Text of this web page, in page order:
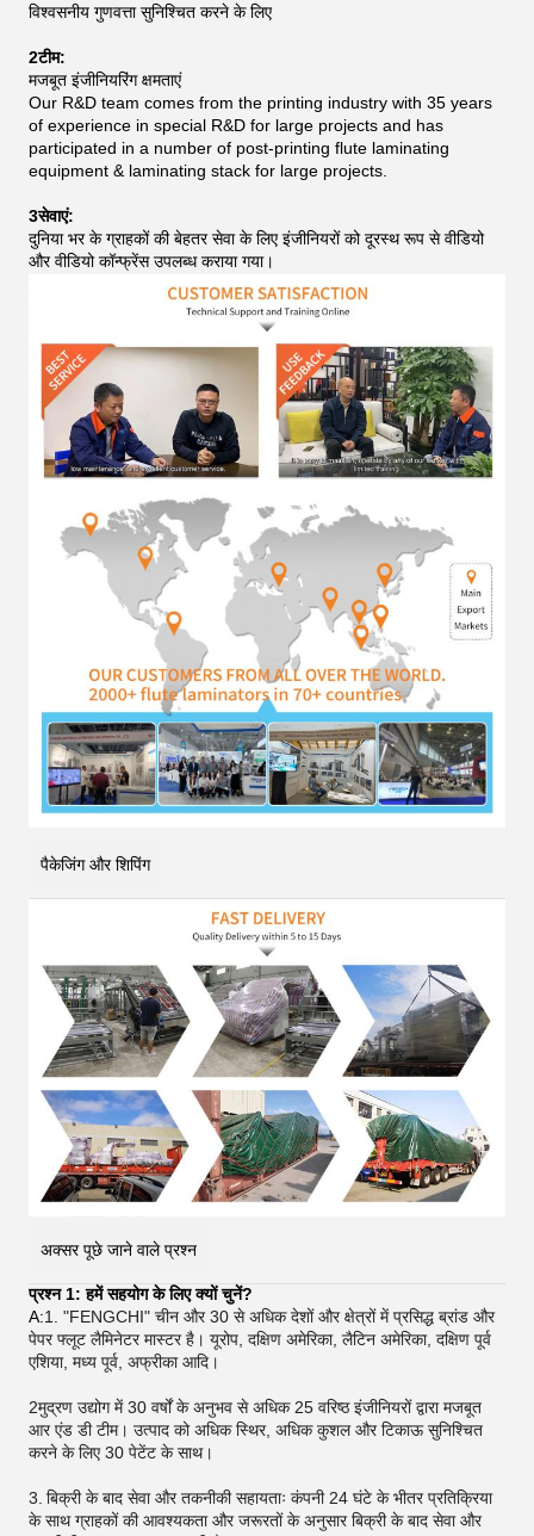
विश्वसनीय गुणवत्ता सुनिश्चित करने के लिए
2टीम:
मजबूत इंजीनियरिंग क्षमताएं
Our R&D team comes from the printing industry with 35 years
of experience in special R&D for large projects and has
participated in a number of post-printing flute laminating
equipment & laminating stack for large projects.
3सेवाएं:
दुनिया भर के ग्राहकों की बेहतर सेवा के लिए इंजीनियरों को दूरस्थ रूप से वीडियो
और वीडियो कॉन्फ्रेंस उपलब्ध कराया गया।
पैकेजिंग और शिपिंग
अक्सर पूछे जाने वाले प्रश्न
प्रश्न 1: हमें सहयोग के लिए क्यों चुनें?
A:1. "FENGCHI" चीन और 30 से अधिक देशों और क्षेत्रों में प्रसिद्ध ब्रांड और
पेपर फ्लूट लैमिनेटर मास्टर है। यूरोप, दक्षिण अमेरिका, लैटिन अमेरिका, दक्षिण पूर्व
एशिया, मध्य पूर्व, अफ्रीका आदि।
2मुद्रण उद्योग में 30 वर्षों के अनुभव से अधिक 25 वरिष्ठ इंजीनियरों द्वारा मजबूत
आर एंड डी टीम। उत्पाद को अधिक स्थिर, अधिक कुशल और टिकाऊ सुनिश्चित
करने के लिए 30 पेटेंट के साथ।
3. बिक्री के बाद सेवा और तकनीकी सहायताः कंपनी 24 घंटे के भीतर प्रतिक्रिया
के साथ ग्राहकों की आवश्यकता और जरूरतों के अनुसार बिक्री के बाद सेवा और